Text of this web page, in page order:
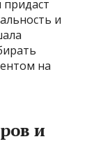
придаст
и
на
и